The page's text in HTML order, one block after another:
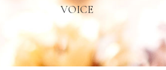
VOICE